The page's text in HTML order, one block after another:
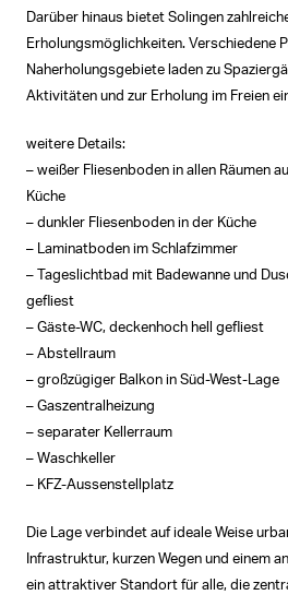
Darüber hinaus bietet Solingen
Erholungsmöglichkeiten. Verschiedene
Naherholungsgebiete laden zu
Aktivitäten und zur Erholung im Freien
weitere Details:
– weißer Fliesenboden in allen Räumen
Küche
– dunkler Fliesenboden in der Küche
– Laminatboden im Schlafzimmer
– Tageslichtbad mit Badewanne und
gefliest
– Gäste-WC, deckenhoch hell gefliest
– Abstellraum
– großzügiger Balkon in Süd-West-Lage
– Gaszentralheizung
– separater Kellerraum
– Waschkeller
– KFZ-Aussenstellplatz
Die Lage verbindet auf ideale Weise
Infrastruktur, kurzen Wegen und einem
ein attraktiver Standort für alle, die